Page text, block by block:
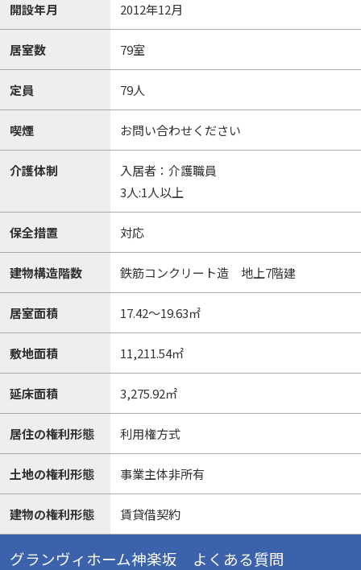
開設年月 2012年12月
居室数 79室
定員 79人
喫煙 お問い合わせください
介護体制
入居者：介護職員
3人:1人以上
保全措置 対応
建物構造階数 鉄筋コンクリート造 地上7階建
居室面積 17.42～19.63㎡
敷地面積 11,211.54㎡
延床面積 3,275.92㎡
居住の権利形態 利用権方式
土地の権利形態 事業主体非所有
建物の権利形態 賃貸借契約
グランヴィホーム神楽坂 よくある質問